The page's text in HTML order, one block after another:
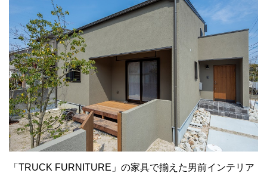
「TRUCK FURNITURE」の家具で揃えた男前インテリア